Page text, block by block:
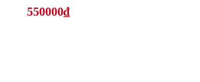
550000₫